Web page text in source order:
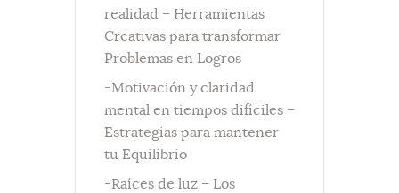
realidad – Herramientas
Creativas para transformar
Problemas en Logros
-Motivación y claridad
mental en tiempos difíciles –
Estrategias para mantener
tu Equilibrio
-Raíces de luz – Los